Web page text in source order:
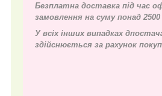
Безплатна доставка під час
замовлення на суму понад 2500
У всіх інших випадках д
здійснюється за рахунок